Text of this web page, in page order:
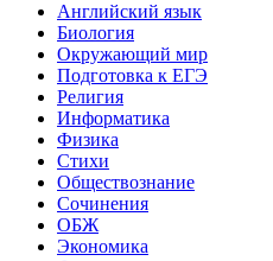
Английский язык
Биология
Окружающий мир
Подготовка к ЕГЭ
Религия
Информатика
Физика
Стихи
Обществознание
Сочинения
ОБЖ
Экономика